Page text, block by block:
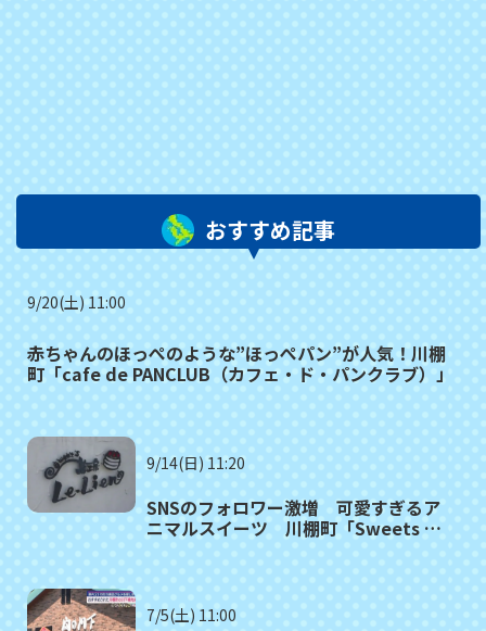
おすすめ記事
9/20(土) 11:00
赤ちゃんのほっぺのような”ほっぺパン”が人気！川棚
町「cafe de PANCLUB（カフェ・ド・パンクラブ）」
9/14(日) 11:20
SNSのフォロワー激増 可愛すぎるア
ニマルスイーツ 川棚町「Sweets 夢
7/5(土) 11:00